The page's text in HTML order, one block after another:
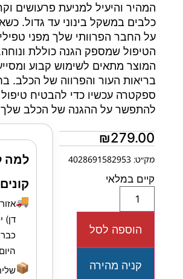
המהיר והיעיל למניעת פרעושים
כלבים במשקל בינוני עד גדול.
על החבר הפרוותי שלך מפני
הטיפול שמספק הגנה כוללת
המוצר מתאים לשימוש קבוע
בריאות העור והפרווה של הכלב.
ספקטרה עכשיו כדי להבטיח טיפול
להתפשר על ההגנה של הכלב
₪279.00
מק״ט: 4028691582953
קיים במלאי
הוספה לסל
קניה מהירה
למה
🚚
דן)
📦